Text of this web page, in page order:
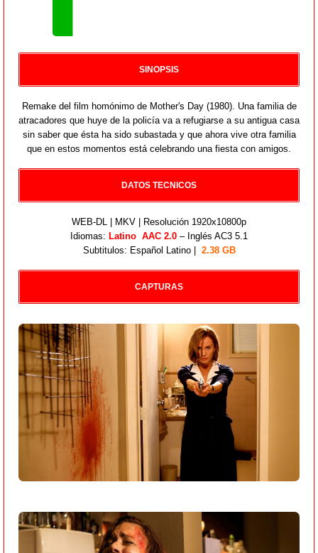
SINOPSIS
Remake del film homónimo de Mother's Day (1980). Una familia de
atracadores que huye de la policía va a refugiarse a su antigua casa
sin saber que ésta ha sido subastada y que ahora vive otra familia
que en estos momentos está celebrando una fiesta con amigos.
DATOS TECNICOS
WEB-DL | MKV | Resolución 1920x10800p
Idiomas: Latino AAC 2.0 – Inglés AC3 5.1
Subtitulos: Español Latino |
2.38 GB
CAPTURAS